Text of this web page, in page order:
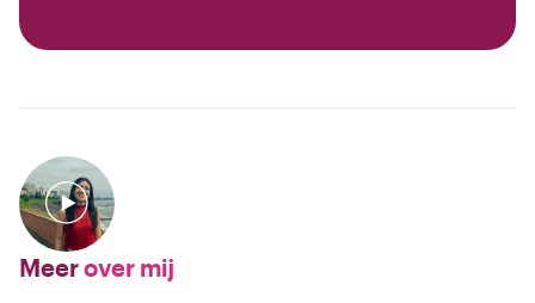
Meerover mij